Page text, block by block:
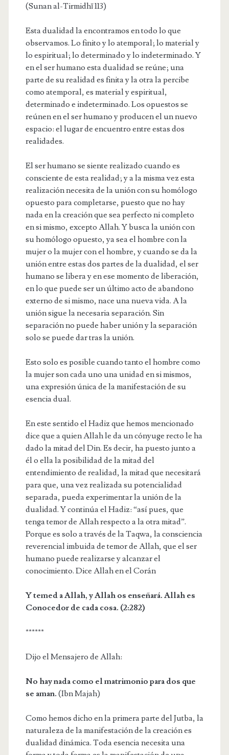
(Sunan al-Tirmidhī 113)
Esta dualidad la encontramos en todo lo que
observamos. Lo finito y lo atemporal; lo material y
lo espiritual; lo determinado y lo indeterminado. Y
en el ser humano esta dualidad se reúne; una
parte de su realidad es finita y la otra la percibe
como atemporal, es material y espiritual,
determinado e indeterminado. Los opuestos se
reúnen en el ser humano y producen el un nuevo
espacio: el lugar de encuentro entre estas dos
realidades.
El ser humano se siente realizado cuando es
consciente de esta realidad; y a la misma vez esta
realización necesita de la unión con su homólogo
opuesto para completarse, puesto que no hay
nada en la creación que sea perfecto ni completo
en si mismo, excepto Allah. Y busca la unión con
su homólogo opuesto, ya sea el hombre con la
mujer o la mujer con el hombre, y cuando se da la
unión entre estas dos partes de la dualidad, el ser
humano se libera y en ese momento de liberación,
en lo que puede ser un último acto de abandono
externo de si mismo, nace una nueva vida. A la
unión sigue la necesaria separación. Sin
separación no puede haber unión y la separación
solo se puede dar tras la unión.
Esto solo es posible cuando tanto el hombre como
la mujer son cada uno una unidad en si mismos,
una expresión única de la manifestación de su
esencia dual.
En este sentido el Hadiz que hemos mencionado
dice que a quien Allah le da un cónyuge recto le ha
dado la mitad del Din. Es decir, ha puesto junto a
él o ella la posibilidad de la mitad del
entendimiento de realidad, la mitad que necesitará
para que, una vez realizada su potencialidad
separada, pueda experimentar la unión de la
dualidad. Y continúa el Hadiz: “así pues, que
tenga temor de Allah respecto a la otra mitad”.
Porque es solo a través de la Taqwa, la consciencia
reverencial imbuida de temor de Allah, que el ser
humano puede realizarse y alcanzar el
conocimiento. Dice Allah en el Corán
Y temed a Allah, y Allah os enseñará. Allah es
Conocedor de cada cosa. (2:282)
******
Dijo el Mensajero de Allah:
No hay nada como el matrimonio para dos que
se aman. (Ibn Majah)
Como hemos dicho en la primera parte del Jutba, la
naturaleza de la manifestación de la creación es
dualidad dinámica. Toda esencia necesita una